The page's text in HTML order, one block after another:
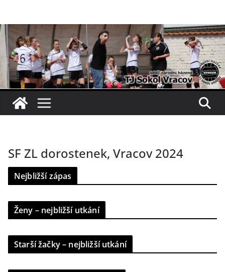
obsah
SF ZL dorostenek, Vracov 2024
Nejbližší zápas
Ženy – nejbližší utkání
Starší žačky – nejbližší utkání